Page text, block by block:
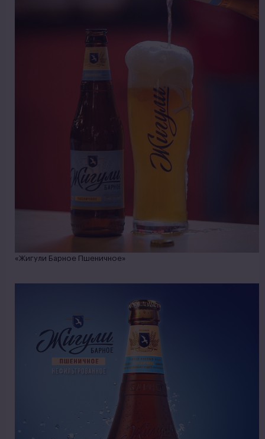
«Жигули Барное Пшеничное»